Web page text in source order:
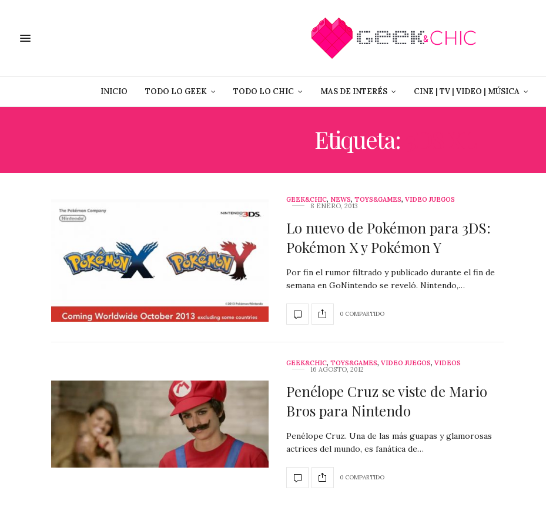
INICIO TODO LO GEEK TODO LO CHIC MAS DE INTERÉS CINE | TV | VIDEO | MÚSICA
Etiqueta:
GEEK&CHIC, NEWS, TOYS&GAMES, VIDEO JUEGOS
8 ENERO, 2013
Lo nuevo de Pokémon para 3DS:
Pokémon X y Pokémon Y
Por fin el rumor filtrado y publicado durante el fin de
semana en GoNintendo se reveló. Nintendo,…
0 COMPARTIDO
GEEK&CHIC, TOYS&GAMES, VIDEO JUEGOS, VIDEOS
16 AGOSTO, 2012
Penélope Cruz se viste de Mario
Bros para Nintendo
Penélope Cruz. Una de las más guapas y glamorosas
actrices del mundo, es fanática de…
0 COMPARTIDO